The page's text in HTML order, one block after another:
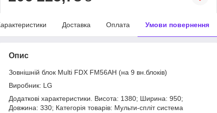
Доставка Оплата Умови повернення
Опис
Зовнішній блок Multi FDX FM56AH (на 9 вн.блоків)
Виробник: LG
Додаткові характеристики. Висота: 1380; Ширина: 950;
Довжина: 330; Категорія товарів: Мульти-спліт система